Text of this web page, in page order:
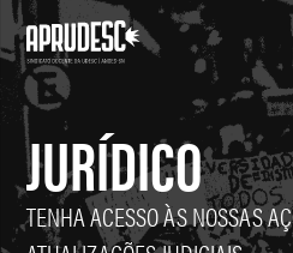
JURÍDICO
TENHA ACESSO ÀS NOSSAS